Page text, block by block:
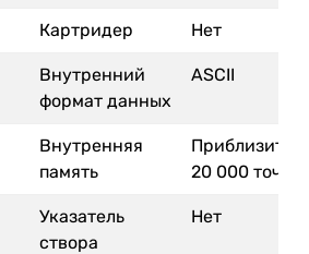
Картридер Нет
Внутренний
формат данных
ASCII
Внутренняя
память
20 000 точек
Указатель
створа
Нет